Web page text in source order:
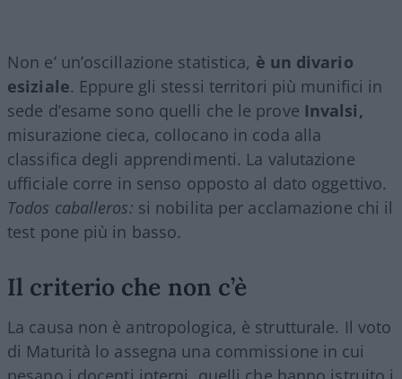
Non e’ un’oscillazione statistica, è un divario
esiziale. Eppure gli stessi territori più munifici in
sede d’esame sono quelli che le prove Invalsi,
misurazione cieca, collocano in coda alla
classifica degli apprendimenti. La valutazione
ufficiale corre in senso opposto al dato oggettivo.
Todos caballeros: si nobilita per acclamazione chi il
test pone più in basso.
Il criterio che non c’è
La causa non è antropologica, è strutturale. Il voto
di Maturità lo assegna una commissione in cui